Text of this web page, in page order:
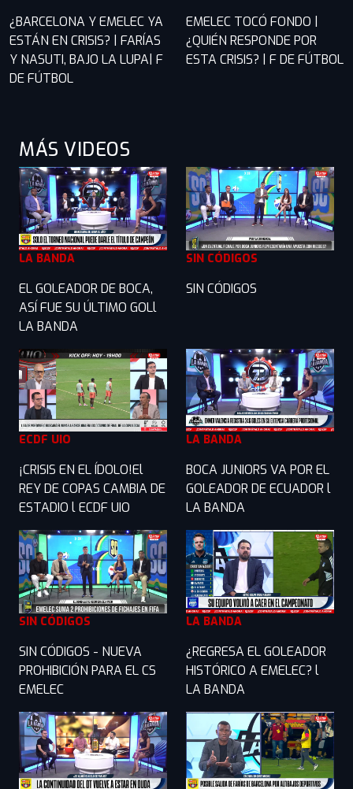
¿BARCELONA Y EMELEC YA
ESTÁN EN CRISIS? | FARÍAS
Y NASUTI, BAJO LA LUPA| F
DE FÚTBOL
EMELEC TOCÓ FONDO |
¿QUIÉN RESPONDE POR
ESTA CRISIS? | F DE FÚTBOL
MÁS VIDEOS
LA BANDA
EL GOLEADOR DE BOCA,
ASÍ FUE SU ÚLTIMO GOLl
LA BANDA
SIN CÓDIGOS
SIN CÓDIGOS
ECDF UIO
¡CRISIS EN EL ÍDOLO!El
REY DE COPAS CAMBIA DE
ESTADIO l ECDF UIO
LA BANDA
BOCA JUNIORS VA POR EL
GOLEADOR DE ECUADOR l
LA BANDA
SIN CÓDIGOS
SIN CÓDIGOS - NUEVA
PROHIBICIÓN PARA EL CS
EMELEC
LA BANDA
¿REGRESA EL GOLEADOR
HISTÓRICO A EMELEC? l
LA BANDA